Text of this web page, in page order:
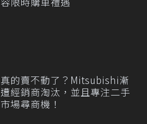
真的賣不動了？Mitsubishi漸
遭經銷商淘汰，並且專注二手
市場尋商機！